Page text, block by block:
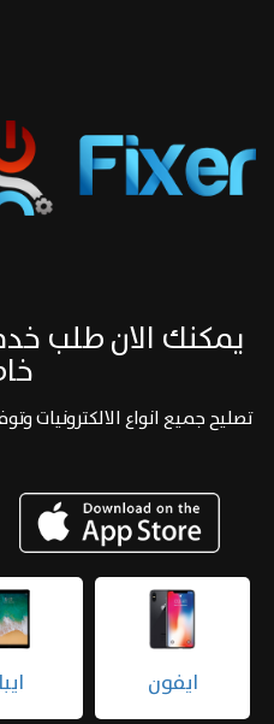
يمكنك الان طلب
تصليح جميع انواع الالكترونيات
ايفون